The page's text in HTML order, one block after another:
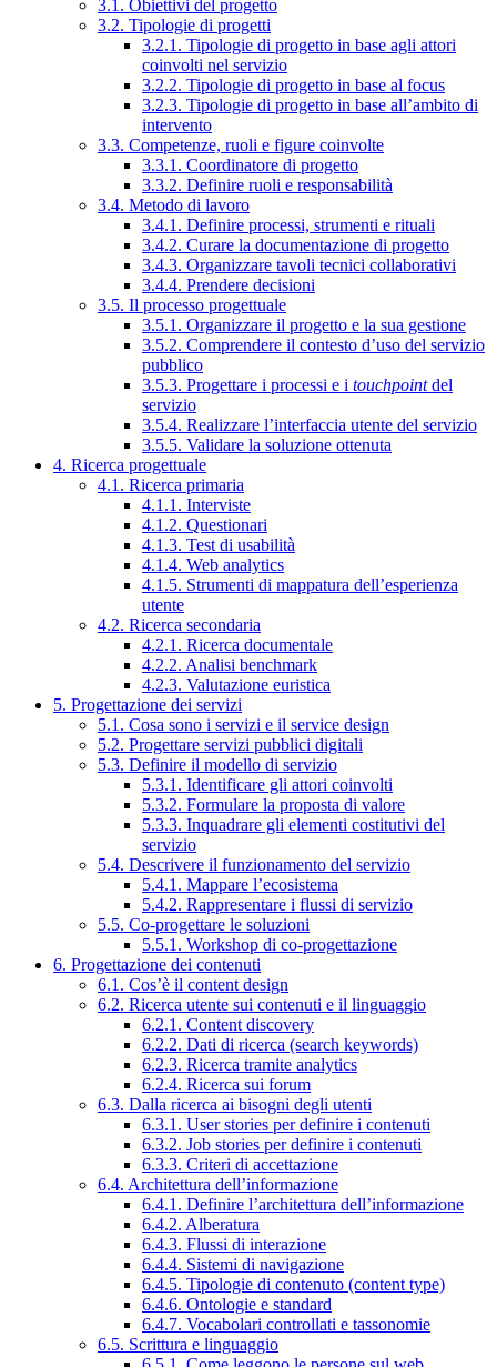
3.1. Obiettivi del progetto
3.2. Tipologie di progetti
3.2.1. Tipologie di progetto in base agli attori
coinvolti nel servizio
3.2.2. Tipologie di progetto in base al focus
3.2.3. Tipologie di progetto in base all’ambito di
intervento
3.3. Competenze, ruoli e figure coinvolte
3.3.1. Coordinatore di progetto
3.3.2. Definire ruoli e responsabilità
3.4. Metodo di lavoro
3.4.1. Definire processi, strumenti e rituali
3.4.2. Curare la documentazione di progetto
3.4.3. Organizzare tavoli tecnici collaborativi
3.4.4. Prendere decisioni
3.5. Il processo progettuale
3.5.1. Organizzare il progetto e la sua gestione
3.5.2. Comprendere il contesto d’uso del servizio
pubblico
3.5.3. Progettare i processi e i touchpointdel
servizio
3.5.4. Realizzare l’interfaccia utente del servizio
3.5.5. Validare la soluzione ottenuta
4. Ricerca progettuale
4.1. Ricerca primaria
4.1.1. Interviste
4.1.2. Questionari
4.1.3. Test di usabilità
4.1.4. Web analytics
4.1.5. Strumenti di mappatura dell’esperienza
utente
4.2. Ricerca secondaria
4.2.1. Ricerca documentale
4.2.2. Analisi benchmark
4.2.3. Valutazione euristica
5. Progettazione dei servizi
5.1. Cosa sono i servizi e il service design
5.2. Progettare servizi pubblici digitali
5.3. Definire il modello di servizio
5.3.1. Identificare gli attori coinvolti
5.3.2. Formulare la proposta di valore
5.3.3. Inquadrare gli elementi costitutivi del
servizio
5.4. Descrivere il funzionamento del servizio
5.4.1. Mappare l’ecosistema
5.4.2. Rappresentare i flussi di servizio
5.5. Co-progettare le soluzioni
5.5.1. Workshop di co-progettazione
6. Progettazione dei contenuti
6.1. Cos’è il content design
6.2. Ricerca utente sui contenuti e il linguaggio
6.2.1. Content discovery
6.2.2. Dati di ricerca (search keywords)
6.2.3. Ricerca tramite analytics
6.2.4. Ricerca sui forum
6.3. Dalla ricerca ai bisogni degli utenti
6.3.1. User stories per definire i contenuti
6.3.2. Job stories per definire i contenuti
6.3.3. Criteri di accettazione
6.4. Architettura dell’informazione
6.4.1. Definire l’architettura dell’informazione
6.4.2. Alberatura
6.4.3. Flussi di interazione
6.4.4. Sistemi di navigazione
6.4.5. Tipologie di contenuto (content type)
6.4.6. Ontologie e standard
6.4.7. Vocabolari controllati e tassonomie
6.5. Scrittura e linguaggio